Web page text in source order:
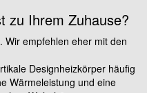
zu Ihrem Zuhause?
Wir empfehlen eher mit den
Designheizkörper häufig
Wärmeleistung und eine